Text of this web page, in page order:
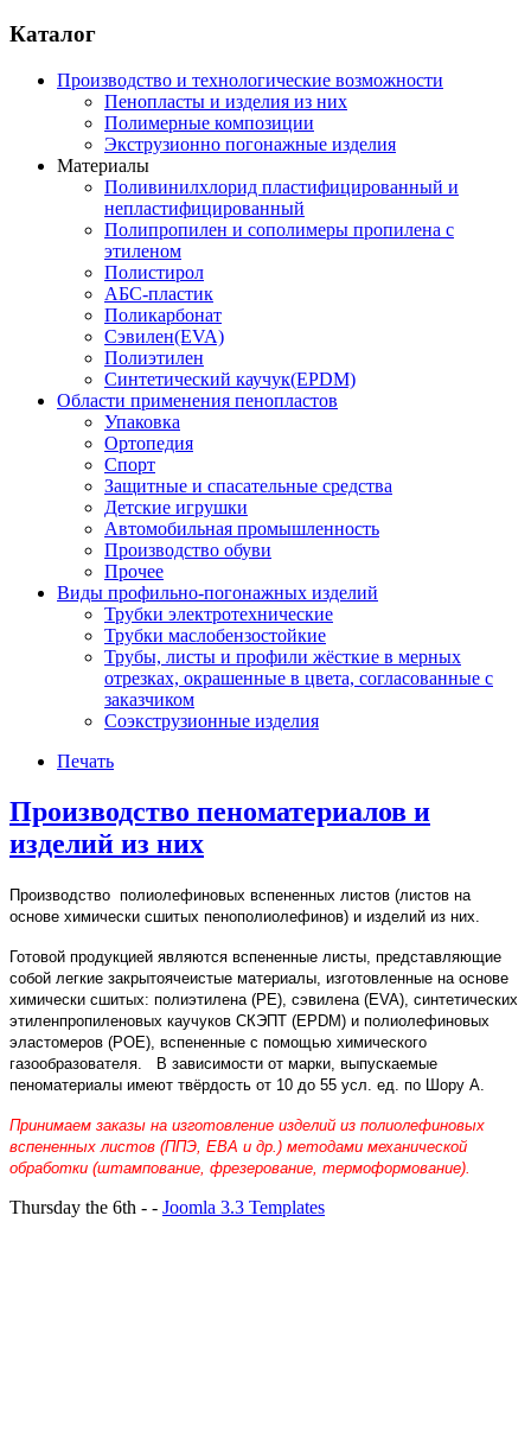
Каталог
Производство и технологические возможности
Пенопласты и изделия из них
Полимерные композиции
Экструзионно погонажные изделия
Материалы
Поливинилхлорид пластифицированный и
непластифицированный
Полипропилен и сополимеры пропилена с
этиленом
Полистирол
АБС-пластик
Поликарбонат
Сэвилен(EVA)
Полиэтилен
Синтетический каучук(EPDM)
Области применения пенопластов
Упаковка
Ортопедия
Спорт
Защитные и спасательные средства
Детские игрушки
Автомобильная промышленность
Производство обуви
Прочее
Виды профильно-погонажных изделий
Трубки электротехнические
Трубки маслобензостойкие
Трубы, листы и профили жёсткие в мерных
отрезках, окрашенные в цвета, согласованные с
заказчиком
Соэкструзионные изделия
Печать
Производство пеноматериалов и
изделий из них
Производство полиолефиновых вспененных листов (листов на
основе химически сшитых пенополиолефинов) и изделий из них.
Готовой продукцией являются вспененные листы, представляющие
собой легкие закрытоячеистые материалы, изготовленные на основе
химически сшитых: полиэтилена (РЕ), сэвилена (EVA), синтетических
этиленпропиленовых каучуков СКЭПТ (EPDM) и полиолефиновых
эластомеров (POE), вспененные с помощью химического
газообразователя. В зависимости от марки, выпускаемые
пеноматериалы имеют твёрдость от 10 до 55 усл. ед. по Шору А.
Принимаем заказы на изготовление изделий из полиолефиновых
вспененных листов (ППЭ, ЕВА и др.) методами механической
обработки (штампование, фрезерование, термоформование).
Thursday the 6th - - Joomla 3.3 Templates